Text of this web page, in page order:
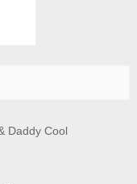
Daddy Cool